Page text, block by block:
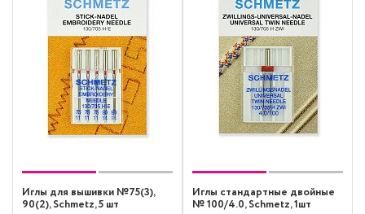
Иглы для вышивки №75(3),
90(2), Schmetz, 5 шт
Иглы стандартные двойные
№ 100/4.0, Schmetz, 1шт